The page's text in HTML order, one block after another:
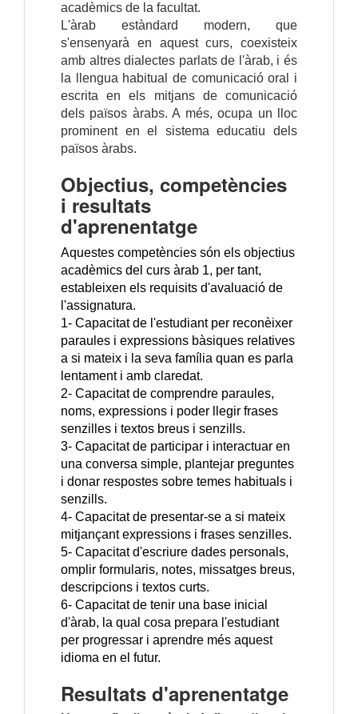
acadèmics de la facultat.
L'àrab estàndard modern, que
s'ensenyarà en aquest curs, coexisteix
amb altres dialectes parlats de l'àrab, i és
la llengua habitual de comunicació oral i
escrita en els mitjans de comunicació
dels països àrabs. A més, ocupa un lloc
prominent en el sistema educatiu dels
països àrabs.
Objectius, competències
i resultats
d'aprenentatge
Aquestes competències són els objectius
acadèmics del curs àrab 1, per tant,
estableixen els requisits d'avaluació de
l'assignatura.
1- Capacitat de l'estudiant per reconèixer
paraules i expressions bàsiques relatives
a si mateix i la seva família quan es parla
lentament i amb claredat.
2- Capacitat de comprendre paraules,
noms, expressions i poder llegir frases
senzilles i textos breus i senzills.
3- Capacitat de participar i interactuar en
una conversa simple, plantejar preguntes
i donar respostes sobre temes habituals i
senzills.
4- Capacitat de presentar-se a si mateix
mitjançant expressions i frases senzilles.
5- Capacitat d'escriure dades personals,
omplir formularis, notes, missatges breus,
descripcions i textos curts.
6- Capacitat de tenir una base inicial
d'àrab, la qual cosa prepara l'estudiant
per progressar i aprendre més aquest
idioma en el futur.
Resultats d'aprenentatge